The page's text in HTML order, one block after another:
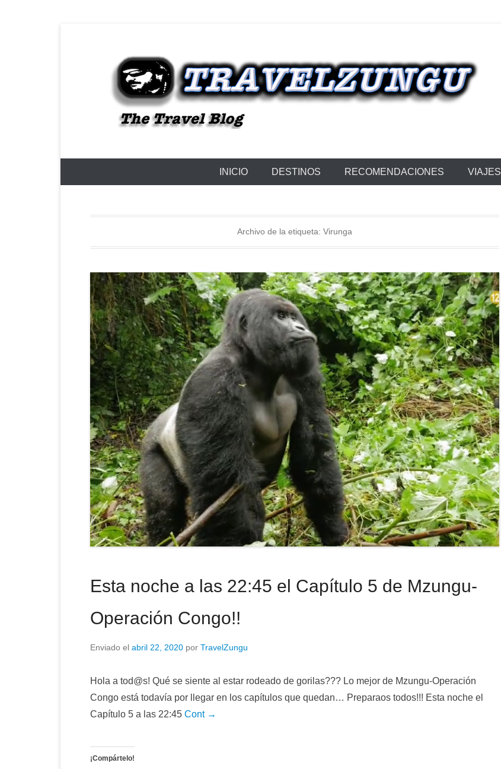
TRAVELZUNGU
INICIO DESTINOS RECOMENDACIONES VIAJES
Archivo de la etiqueta: Virunga
Esta noche a las 22:45 el Capítulo 5 de Mzungu-
Operación Congo!!
Enviado el abril 22, 2020 por TravelZungu
Hola a tod@s! Qué se siente al estar rodeado de gorilas??? Lo mejor de Mzungu-Operación
Congo está todavía por llegar en los capítulos que quedan… Preparaos todos!!! Esta noche el
Capítulo 5 a las 22:45 Cont →
¡Compártelo!